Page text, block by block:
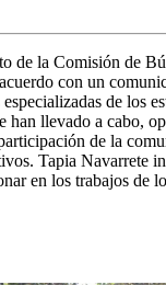
de la Comisión de
con un
de
llevado a cabo,
de la
Tapia Navarrete
en los trabajos de